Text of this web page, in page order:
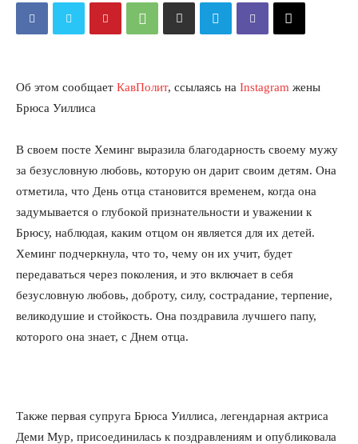
Об этом сообщает КавПолит, ссылаясь на Instagram жены
Брюса Уиллиса
В своем посте Хеминг выразила благодарность своему мужу
за безусловную любовь, которую он дарит своим детям. Она
отметила, что День отца становится временем, когда она
задумывается о глубокой признательности и уважении к
Брюсу, наблюдая, каким отцом он является для их детей.
Хеминг подчеркнула, что то, чему он их учит, будет
передаваться через поколения, и это включает в себя
безусловную любовь, доброту, силу, сострадание, терпение,
великодушие и стойкость. Она поздравила лучшего папу,
которого она знает, с Днем отца.
Также первая супруга Брюса Уиллиса, легендарная актриса
Деми Мур, присоединилась к поздравлениям и опубликовала